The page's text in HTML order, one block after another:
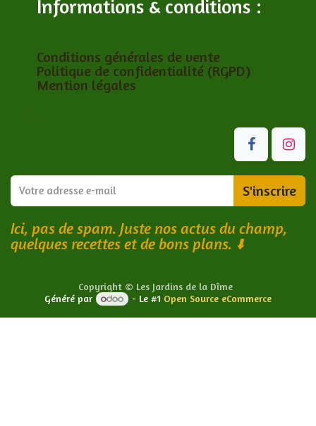
Informations & conditions :
Conditions générales de vente
Politique de confidentialité (RGPD)
Mention légales
S'inscrire
Ici, pas de spam. Juste nos actus du champ,
quelques recettes et de bons plans. ⬇️
Copyright © Les Jardins de la Dîme
Généré par
- Le #1 Open Source eCommerce